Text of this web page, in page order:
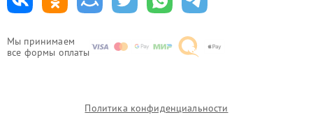
Мы принимаем
все формы оплаты
Политика конфиденциальности